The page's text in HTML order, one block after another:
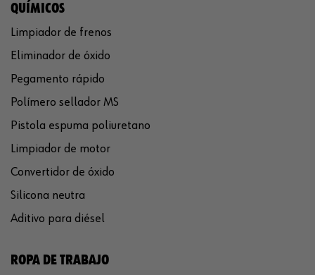
QUÍMICOS
Limpiador de frenos
Eliminador de óxido
Pegamento rápido
Polímero sellador MS
Pistola espuma poliuretano
Limpiador de motor
Convertidor de óxido
Silicona neutra
Aditivo para diésel
ROPA DE TRABAJO